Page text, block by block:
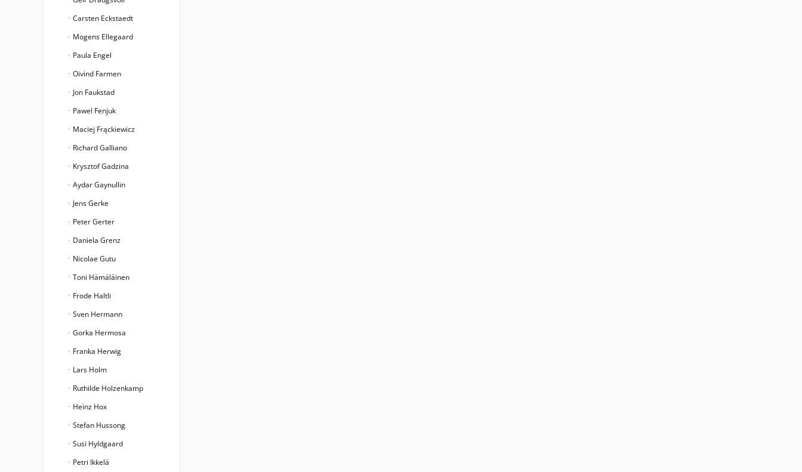
Carsten Eckstaedt
Mogens Ellegaard
Paula Engel
Oivind Farmen
Jon Faukstad
Pawel Fenjuk
Maciej Frąckiewicz
Richard Galliano
Krysztof Gadzina
Aydar Gaynullin
Jens Gerke
Peter Gerter
Daniela Grenz
Nicolae Gutu
Toni Hämäläinen
Frode Haltli
Sven Hermann
Gorka Hermosa
Franka Herwig
Lars Holm
Ruthilde Holzenkamp
Heinz Hox
Stefan Hussong
Susi Hyldgaard
Petri Ikkelä